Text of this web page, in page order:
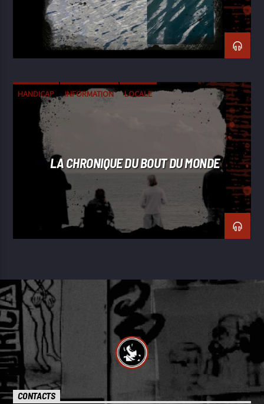
HANDICAP INFORMATION LOCALE
LA CHRONIQUE DU BOUT DU MONDE
CONTACTS